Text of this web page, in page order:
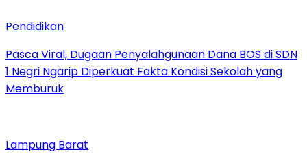
Pendidikan
Pasca Viral, Dugaan Penyalahgunaan Dana BOS di SDN
1 Negri Ngarip Diperkuat Fakta Kondisi Sekolah yang
Memburuk
Lampung Barat